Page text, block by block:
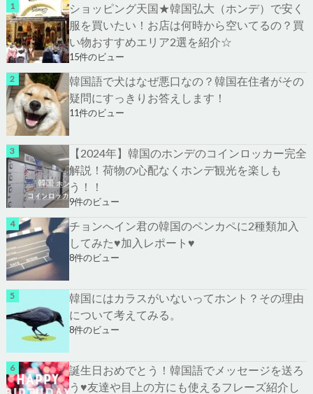
ショッピング天国★韓国弘大（ホンデ）で安く
服を買いたい！お店は何時から空いてるの？買
い物おすすめエリア2選を紹介☆
15件のビュー
韓国語で犬はなぜ悪口なの？韓国在住者がその
疑問にすっきりお答えします！
11件のビュー
【2024年】韓国のホンデのコインロッカー完全
解説！荷物の心配なくホンデ観光を楽しも
う！！
9件のビュー
チョンへイン君の韓国のペンカペに2種類加入
してみた♥加入レポート♥
8件のビュー
韓国にはカラスがいないってホント？その理由
について考えてみる。
8件のビュー
誕生日おめでとう！韓国語でメッセージを送ろ
う♥友達や目上の方にも使えるフレーズ紹介し